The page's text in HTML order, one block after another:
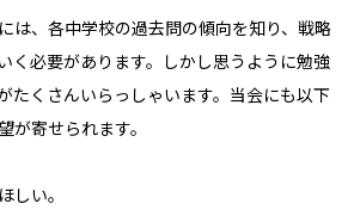
は、各中学校の過去問の傾向を知り、戦略
く必要があります。しかし思うように勉強
たくさんいらっしゃいます。当会にも以下
が寄せられます。
しい。